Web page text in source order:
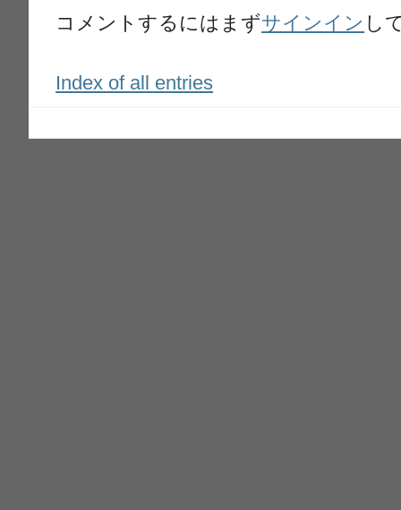
コメントするにはまずサインイン し
Index of all entries